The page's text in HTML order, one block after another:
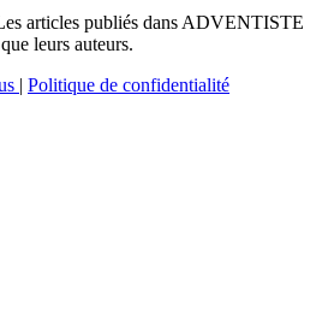
articles publiés dans ADVENTISTE
leurs auteurs.
| Politique de confidentialité